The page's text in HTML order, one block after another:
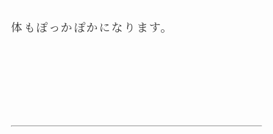
体もぽっかぽかになります。